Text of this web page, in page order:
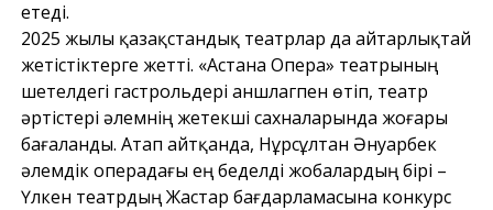
етеді.
2025 жылы қазақстандық театрлар да айтарлықтай
жетістіктерге жетті. «Астана Опера» театрының
шетелдегі гастрольдері аншлагпен өтіп, театр
әртістері әлемнің жетекші сахналарында жоғары
бағаланды. Атап айтқанда, Нұрсұлтан Әнуарбек
әлемдік операдағы ең беделді жобалардың бірі –
Үлкен театрдың Жастар бағдарламасына конкурс